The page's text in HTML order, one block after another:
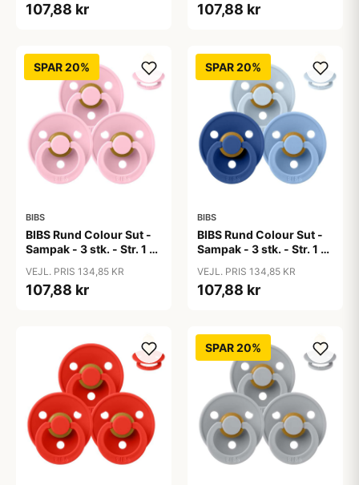
107,88 kr 107,88 kr
SPAR 20%
BIBS
BIBS Rund Colour Sut -
Sampak - 3 stk. - Str. 1 -
VEJL. PRIS 134,85 KR
107,88 kr
SPAR 20%
BIBS
BIBS Rund Colour Sut -
Sampak - 3 stk. - Str. 1 -
VEJL. PRIS 134,85 KR
107,88 kr
SPAR 20%